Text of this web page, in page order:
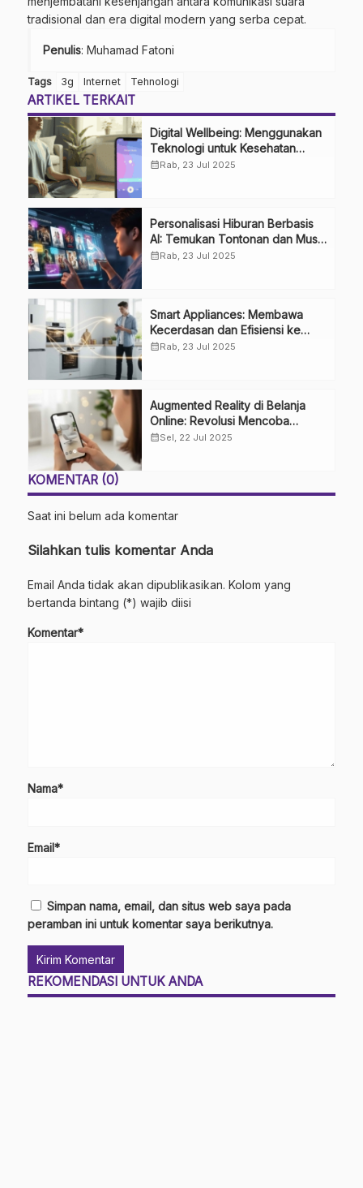
tradisional dan era digital modern yang serba cepat.
Penulis: Muhamad Fatoni
Tags 3g Internet Tehnologi
ARTIKEL TERKAIT
Digital Wellbeing: Menggunakan
Teknologi untuk Kesehatan
Mental dan Keseimbangan Hidup
calendar_monthRab, 23 Jul 2025
Personalisasi Hiburan Berbasis
AI: Temukan Tontonan dan Musik
Favorit Anda Lebih Cepat
calendar_monthRab, 23 Jul 2025
Smart Appliances: Membawa
Kecerdasan dan Efisiensi ke
Dalam Rumah Anda
calendar_monthRab, 23 Jul 2025
Augmented Reality di Belanja
Online: Revolusi Mencoba
Produk dari Kenyamanan Rumah
calendar_monthSel, 22 Jul 2025
KOMENTAR (0)
Saat ini belum ada komentar
Silahkan tulis komentar Anda
Email Anda tidak akan dipublikasikan. Kolom yang
bertanda bintang (*) wajib diisi
Komentar*
Nama*
Email*
Simpan nama, email, dan situs web saya pada
peramban ini untuk komentar saya berikutnya.
REKOMENDASI UNTUK ANDA